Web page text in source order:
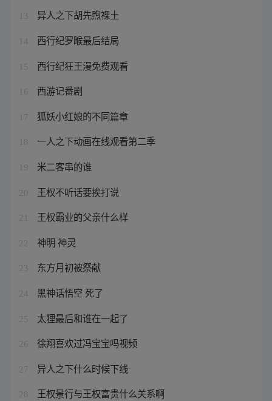
13 异人之下胡先煦裸土
14 西行纪罗睺最后结局
15 西行纪狂王漫免费观看
16 西游记番剧
17 狐妖小红娘的不同篇章
18 一人之下动画在线观看第二季
19 米二客串的谁
20 王权不听话要挨打说
21 王权霸业的父亲什么样
22 神明 神灵
23 东方月初被祭献
24 黑神话悟空 死了
25 太狸最后和谁在一起了
26 徐翔喜欢过冯宝宝吗视频
27 异人之下什么时候下线
28 王权景行与王权富贵什么关系啊